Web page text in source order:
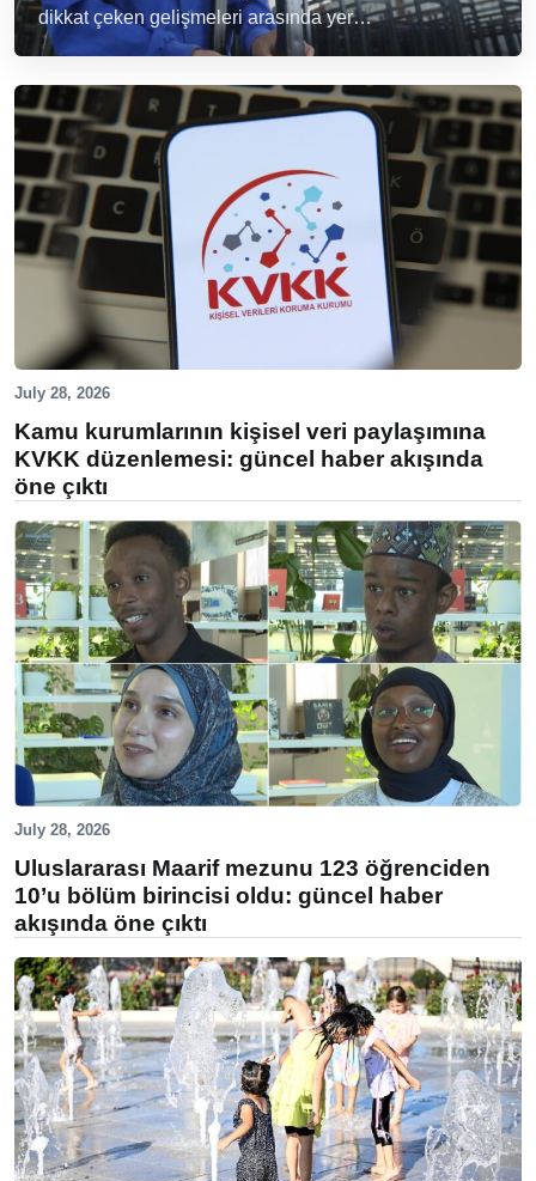
dikkat çeken gelişmeleri arasında yer…
July 28, 2026
Kamu kurumlarının kişisel veri paylaşımına
KVKK düzenlemesi: güncel haber akışında
öne çıktı
July 28, 2026
Uluslararası Maarif mezunu 123 öğrenciden
10’u bölüm birincisi oldu: güncel haber
akışında öne çıktı